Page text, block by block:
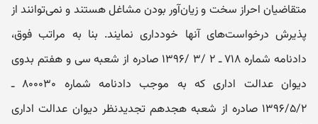
متقاضیان احراز سخت و زیان‌آور بودن مشاغل هستند و نمی‌توانند از
پذیرش درخواست‌های آنها خودداری نمایند. بنا به مراتب فوق،
دادنامه شماره ۷۱۸ ـ ۲ /۳ /۱۳۹۶ صادره از شعبه سی و هفتم بدوی
دیوان عدالت اداری که به موجب دادنامه شماره ۸۰۰۰۳۰ ـ
۱۳۹۶/۵/۲ صادره از شعبه هجدهم تجدیدنظر دیوان عدالت اداری